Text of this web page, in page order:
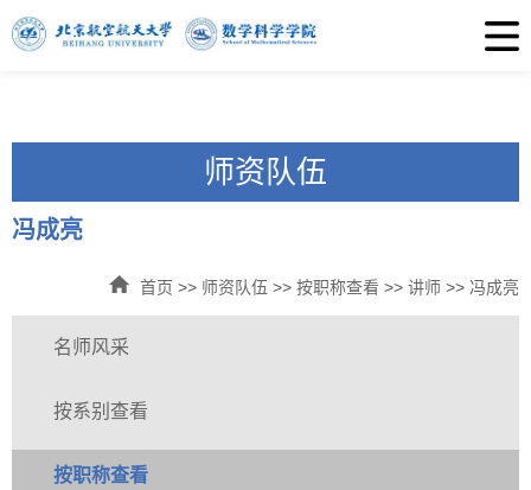
师资队伍
冯成亮
首页 >> 师资队伍 >> 按职称查看 >> 讲师 >> 冯成亮
名师风采
按系别查看
按职称查看